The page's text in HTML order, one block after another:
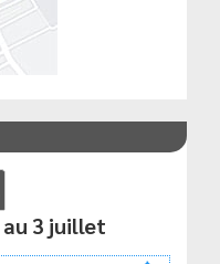
au 3 juillet